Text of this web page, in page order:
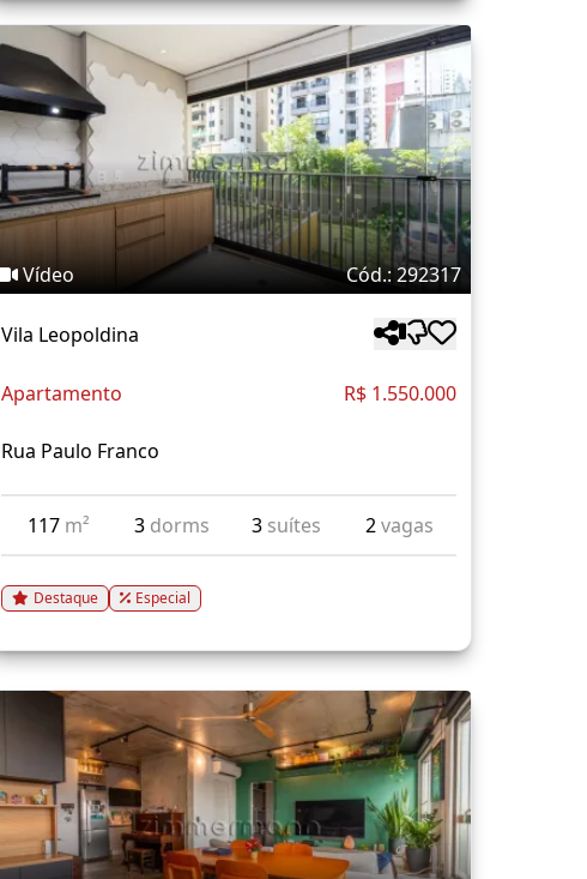
Vídeo Cód.: 292317
Vila Leopoldina
Apartamento R$ 1.550.000
Rua Paulo Franco
117 m² 3 dorms 3 suítes 2vagas
Destaque Especial